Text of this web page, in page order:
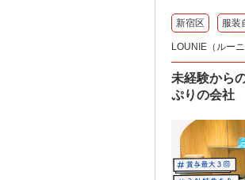
新宿区 服装
LOUNIE（ルー
未経験から
ぷりの会社